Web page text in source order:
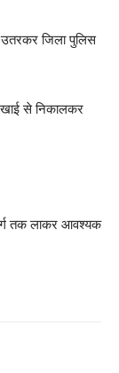
जिला पुलिस
खाई से निकालकर
तक लाकर आवश्यक